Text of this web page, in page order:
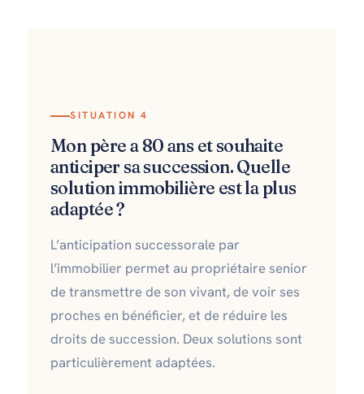
SITUATION 4
Mon père a 80 ans et souhaite
anticiper sa succession. Quelle
solution immobilière est la plus
adaptée ?
L’anticipation successorale par
l’immobilier permet au propriétaire senior
de transmettre de son vivant, de voir ses
proches en bénéficier, et de réduire les
droits de succession. Deux solutions sont
particulièrement adaptées.